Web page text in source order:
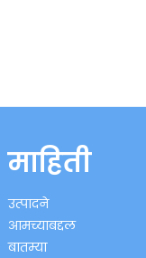
माहिती
उत्पादने
आमच्याबद्दल
बातम्या